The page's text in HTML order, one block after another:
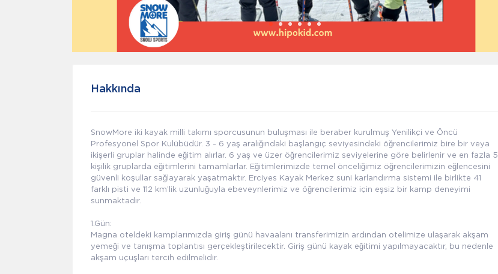
Hakkında
SnowMore iki kayak milli takımı sporcusunun buluşması ile beraber kurulmuş Yenilikçi ve Öncü
Profesyonel Spor Kulübüdür. 3 - 6 yaş aralığındaki başlangıç seviyesindeki öğrencilerimiz bire bir veya
ikişerli gruplar halinde eğitim alırlar. 6 yaş ve üzer öğrencilerimiz seviyelerine göre belirlenir ve en fazla 5
kişilik gruplarda eğitimlerini tamamlarlar. Eğitimlerimizde temel önceliğimiz öğrencilerimizin eğlencesini
güvenli koşullar sağlayarak yaşatmaktır. Erciyes Kayak Merkez suni karlandırma sistemi ile birlikte 41
farklı pisti ve 112 km’lik uzunluğuyla ebeveynlerimiz ve öğrencilerimiz için eşsiz bir kamp deneyimi
sunmaktadır.
1.Gün:
Magna oteldeki kamplarımızda giriş günü havaalanı transferimizin ardından otelimize ulaşarak akşam
yemeği ve tanışma toplantısı gerçekleştirilecektir. Giriş günü kayak eğitimi yapılmayacaktır, bu nedenle
akşam uçuşları tercih edilmelidir.